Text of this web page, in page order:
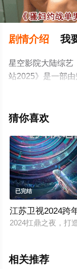
剧情介绍 我
星空影院大陆综艺
站2025》是一部
倪九涛,李云杰,张
看高清无删减完整
猜你喜欢
已完结
江苏卫视2024跨
2024扛鼎之夜，打
相关推荐